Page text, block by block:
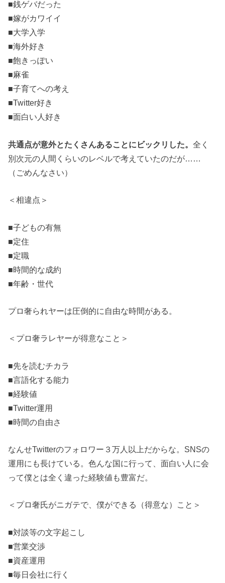
■銭ゲバだった
■嫁がカワイイ
■大学入学
■海外好き
■飽きっぽい
■麻雀
■子育てへの考え
■Twitter好き
■面白い人好き
共通点が意外とたくさんあることにビックリした。全く
別次元の人間くらいのレベルで考えていたのだが……
（ごめんなさい）
＜相違点＞
■子どもの有無
■定住
■定職
■時間的な成約
■年齢・世代
プロ奢られヤーは圧倒的に自由な時間がある。
＜プロ奢ラレヤーが得意なこと＞
■先を読むチカラ
■言語化する能力
■経験値
■Twitter運用
■時間の自由さ
なんせTwitterのフォロワー３万人以上だからな。SNSの
運用にも長けている。色んな国に行って、面白い人に会
って僕とは全く違った経験値も豊富だ。
＜プロ奢氏がニガテで、僕ができる（得意な）こと＞
■対談等の文字起こし
■営業交渉
■資産運用
■毎日会社に行く